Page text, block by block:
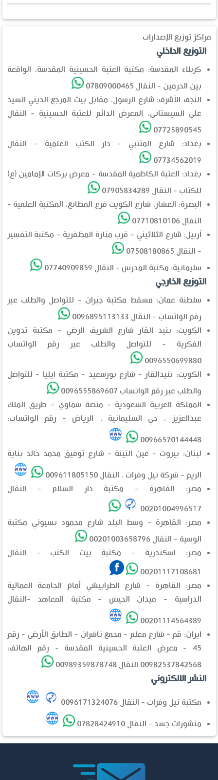
مراكز توزيع الإصدارات
التوزيع الداخلي
كربلاء المقدسة: مكتبة العتبة الحسينية المقدسة، الواقعة
بين الحرمين - النقال 07809000465
النجف الأشرف: شارع الرسول، مقابل بيت المرجع الديني السيد
علي السيستاني، المعرض الدائم للعتبة الحسينية - النقال
07725890545
بغداد: شارع المتنبي - دار الكتب العلمية - النقال
07734562019
بغداد: العتبة الكاظمية المقدسة - معرض بركات الإمامين (ع)
للكتاب - النقال 07905834289
البصرة: العشار، شارع الكويت فرع المطابع، المكتبة العلمية -
النقال 07710810106
أربيل: شارع الثلاثيني - قرب منارة المظفرية - مكتبة التفسير
- النقال 07508180865
سليمانية: مكتبة المدرس - النقال 07740909859
التوزيع الخارجي
سلطنة عمان: مسقط مكتبة جبران - للتواصل والطلب عبر
رقم الواتساب - النقال 0096895113133
الكويت: بنيد القار شارع الشريف الرضي - مكتبة تدوين
الفكرية - للتواصل والطلب عبر رقم الواتساب
0096550699880
الكويت: بنيدالقار - شارع بورسعيد - مكتبة ايليا - للتواصل
والطلب عبر رقم الواتساب 0096555869607
المملكة العربية السعودية - منصة سماوي - طريق الملك
عبدالعزيز ، حي السليمانية ، الرياض - رقم الواتساب:
00966570144448
لبنان: بيروت - عين التينة - شارع توفيق محمد خالد بناية
الريم - شركة نيل وفرات . النقال 009611805150
مصر: القاهرة - مكتبة دار السلام - النقال
00201004996517
مصر: القاهرة - وسط البلد شارع محمود بسيوني مكتبة
الوسية - النقال 00201003658796
مصر: اسكندرية - مكتبة بيت الكتب - النقال
00201117108681
مصر: القاهرة - شارع الطرابيشي أمام الجامعة العمالية
الدراسية - ميدان الجيش - مكتبة المعاهد -النقال
00201114564389
ايران: قم - شارع معلم - مجمع ناشران - الطابق الأرضي - رقم
45 - معرض العتبة الحسينية المقدسة - رقم الهاتف:
00982537842568 النقال 00989359878748
النشر الالكتروني
مكتبة نيل وفرات - النقال 0096171324076
منشورات جسد - النقال 07828424910